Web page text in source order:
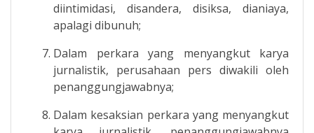
diintimidasi, disandera, disiksa, dianiaya,
apalagi dibunuh;
Dalam perkara yang menyangkut karya
jurnalistik, perusahaan pers diwakili oleh
penanggungjawabnya;
Dalam kesaksian perkara yang menyangkut